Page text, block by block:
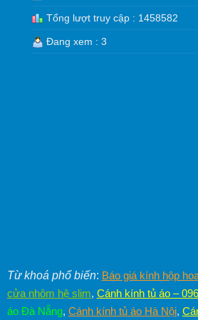
Tổng lượt truy cập : 1458582
Đang xem : 3
Từ khoá phổ biến: Báo giá kính hộp
cửa nhôm hệ slim, Cánh kính tủ áo –
áo Đà Nẵng, Cánh kính tủ áo Hà Nội,